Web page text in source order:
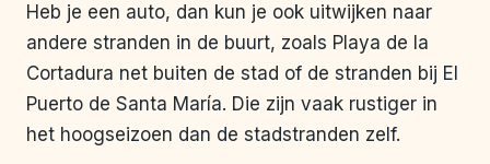
Heb je een auto, dan kun je ook uitwijken naar
andere stranden in de buurt, zoals Playa de la
Cortadura net buiten de stad of de stranden bij El
Puerto de Santa María. Die zijn vaak rustiger in
het hoogseizoen dan de stadstranden zelf.